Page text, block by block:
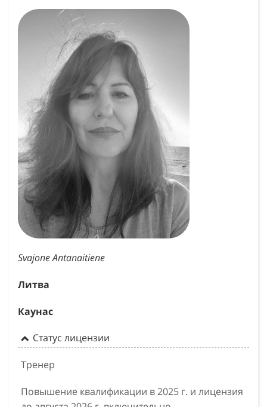
Svajone Antanaitiene
Литва
Каунас
Статус лицензии
Тренер
Повышение квалификации в 2025 г. и лицензия